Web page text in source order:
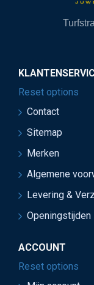
Reset options
Contact
Sitemap
Merken
Algemene
Levering &
Openingstijden
ACCOUNT
Reset options